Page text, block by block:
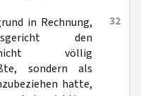
32
in Rechnung,
den
nicht völlig
sondern als
hatte,